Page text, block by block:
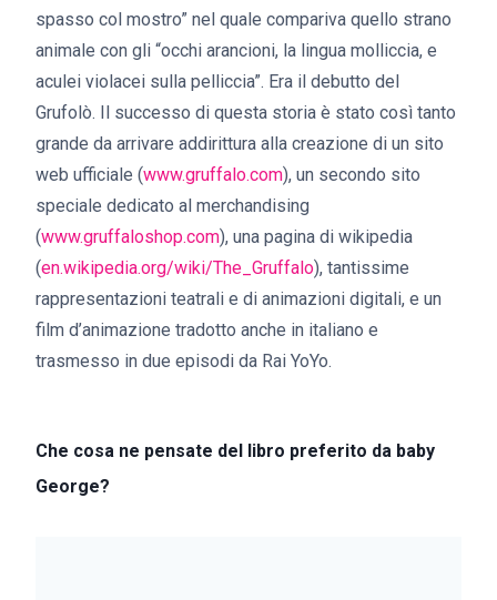
spasso col mostro” nel quale compariva quello strano
animale con gli “occhi arancioni, la lingua molliccia, e
aculei violacei sulla pelliccia”. Era il debutto del
Grufolò. Il successo di questa storia è stato così tanto
grande da arrivare addirittura alla creazione di un sito
web ufficiale (www.gruffalo.com), un secondo sito
speciale dedicato al merchandising
(www.gruffaloshop.com), una pagina di wikipedia
(en.wikipedia.org/wiki/The_Gruffalo), tantissime
rappresentazioni teatrali e di animazioni digitali, e un
film d’animazione tradotto anche in italiano e
trasmesso in due episodi da Rai YoYo.
Che cosa ne pensate del libro preferito da baby
George?